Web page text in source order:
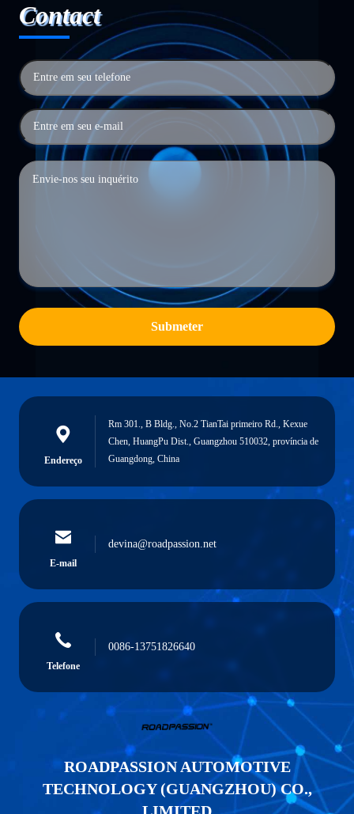
Contact
Submeter
Endereço
Rm 301., B Bldg., No.2 TianTai primeiro Rd., Kexue
Chen, HuangPu Dist., Guangzhou 510032, província de
Guangdong, China
E-mail
devina@roadpassion.net
Telefone
0086-13751826640
ROADPASSION AUTOMOTIVE
TECHNOLOGY (GUANGZHOU) CO.,